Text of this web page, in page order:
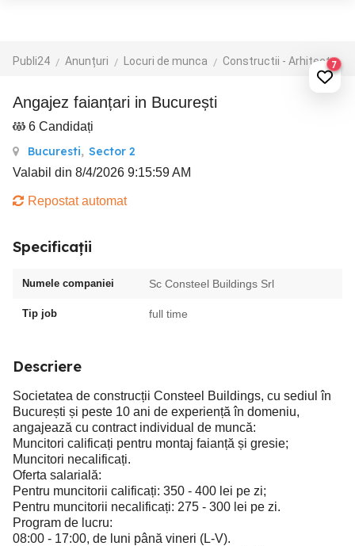
Publi24 Anunțuri Locuri de munca Constructii - Arhitectura - Design7
Angajez faianțari in București
6 Candidați
Bucuresti, Sector 2
Valabil din 8/4/2026 9:15:59 AM
Repostat automat
Specificații
Numele companiei Sc Consteel Buildings Srl
Tip job full time
Descriere
Societatea de construcții Consteel Buildings, cu sediul în
București și peste 10 ani de experiență în domeniu,
angajează cu contract individual de muncă:
Muncitori calificați pentru montaj faianță și gresie;
Muncitori necalificați.
Oferta salarială:
Pentru muncitorii calificați: 350 - 400 lei pe zi;
Pentru muncitorii necalificați: 275 - 300 lei pe zi.
Program de lucru:
08:00 - 17:00, de luni până vineri (L-V).